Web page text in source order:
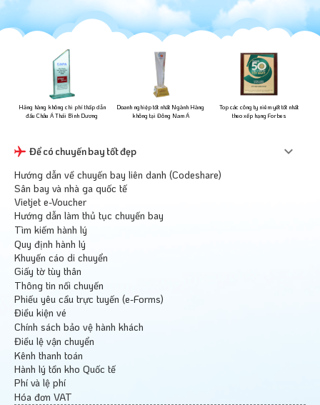
Hãng hàng không chi phí thấp dẫn
đầu Châu Á Thái Bình Dương
Doanh nghiệp tốt nhất Ngành Hàng
không tại Đông Nam Á
Top các công ty niêm yết tốt nhất
theo xếp hạng Forbes
Để có chuyến bay tốt đẹp
Hướng dẫn về chuyến bay liên danh (Codeshare)
Sân bay và nhà ga quốc tế
Vietjet e-Voucher
Hướng dẫn làm thủ tục chuyến bay
Tìm kiếm hành lý
Quy định hành lý
Khuyến cáo di chuyển
Giấy tờ tùy thân
Thông tin nối chuyến
Phiếu yêu cầu trực tuyến (e-Forms)
Điều kiện vé
Chính sách bảo vệ hành khách
Điều lệ vận chuyển
Kênh thanh toán
Hành lý tồn kho Quốc tế
Phí và lệ phí
Hóa đơn VAT